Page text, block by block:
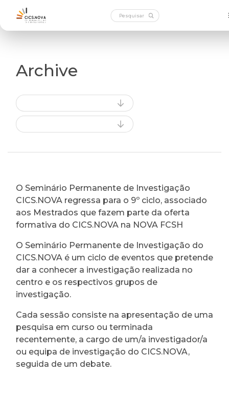
Archive
O Seminário Permanente de Investigação
CICS.NOVA regressa para o 9º ciclo, associado
aos Mestrados que fazem parte da oferta
formativa do CICS.NOVA na NOVA FCSH
O Seminário Permanente de Investigação do
CICS.NOVA é um ciclo de eventos que pretende
dar a conhecer a investigação realizada no
centro e os respectivos grupos de
investigação.
Cada sessão consiste na apresentação de uma
pesquisa em curso ou terminada
recentemente, a cargo de um/a investigador/a
ou equipa de investigação do CICS.NOVA,
seguida de um debate.